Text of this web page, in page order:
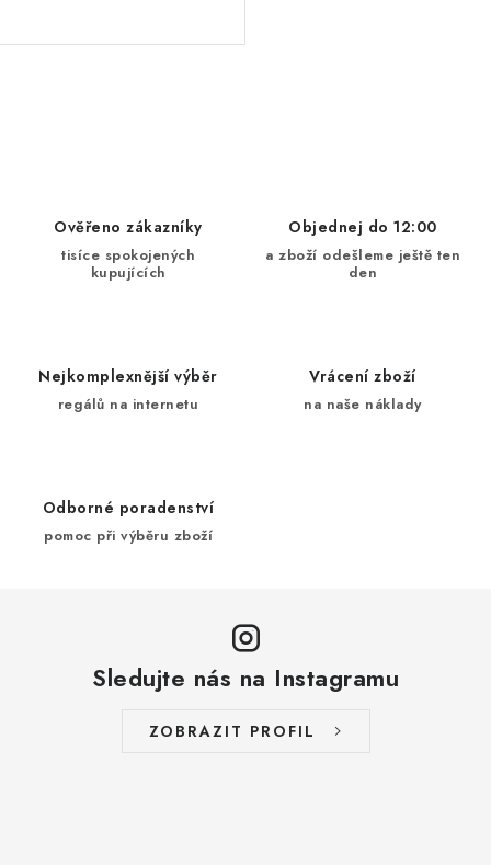
Ověřeno zákazníky
tisíce spokojených
kupujících
Objednej do 12:00
a zboží odešleme ještě ten
den
Nejkomplexnější výběr
regálů na internetu
Vrácení zboží
na naše náklady
Odborné poradenství
pomoc při výběru zboží
Sledujte nás na Instagramu
ZOBRAZIT PROFIL